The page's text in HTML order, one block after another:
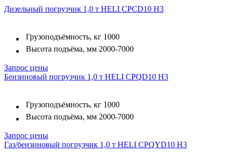
Дизельный погрузчик 1,0 т HELI CPСD10 H3
Грузоподъёмность, кг 1000
Высота подъёма, мм 2000-7000
Запрос цены
Бензиновый погрузчик 1,0 т HELI CPQD10 H3
Грузоподъёмность, кг 1000
Высота подъёма, мм 2000-7000
Запрос цены
Газ/бензиновый погрузчик 1,0 т HELI CPQYD10 H3